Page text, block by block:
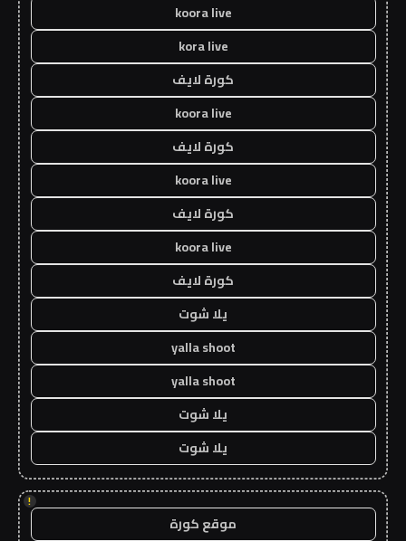
koora live
kora live
كورة لايف
koora live
كورة لايف
koora live
كورة لايف
koora live
كورة لايف
يلا شوت
yalla shoot
yalla shoot
يلا شوت
يلا شوت
!
موقع كورة